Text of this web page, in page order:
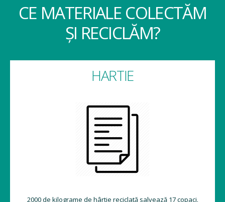
CE MATERIALE COLECTĂM
ȘI RECICLĂM?
HARTIE
2000 de kilograme de hârtie reciclată salvează 17 copaci.